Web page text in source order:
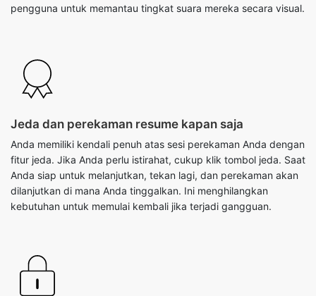
pengguna untuk memantau tingkat suara mereka secara visual.
Jeda dan perekaman resume kapan saja
Anda memiliki kendali penuh atas sesi perekaman Anda dengan
fitur jeda. Jika Anda perlu istirahat, cukup klik tombol jeda. Saat
Anda siap untuk melanjutkan, tekan lagi, dan perekaman akan
dilanjutkan di mana Anda tinggalkan. Ini menghilangkan
kebutuhan untuk memulai kembali jika terjadi gangguan.